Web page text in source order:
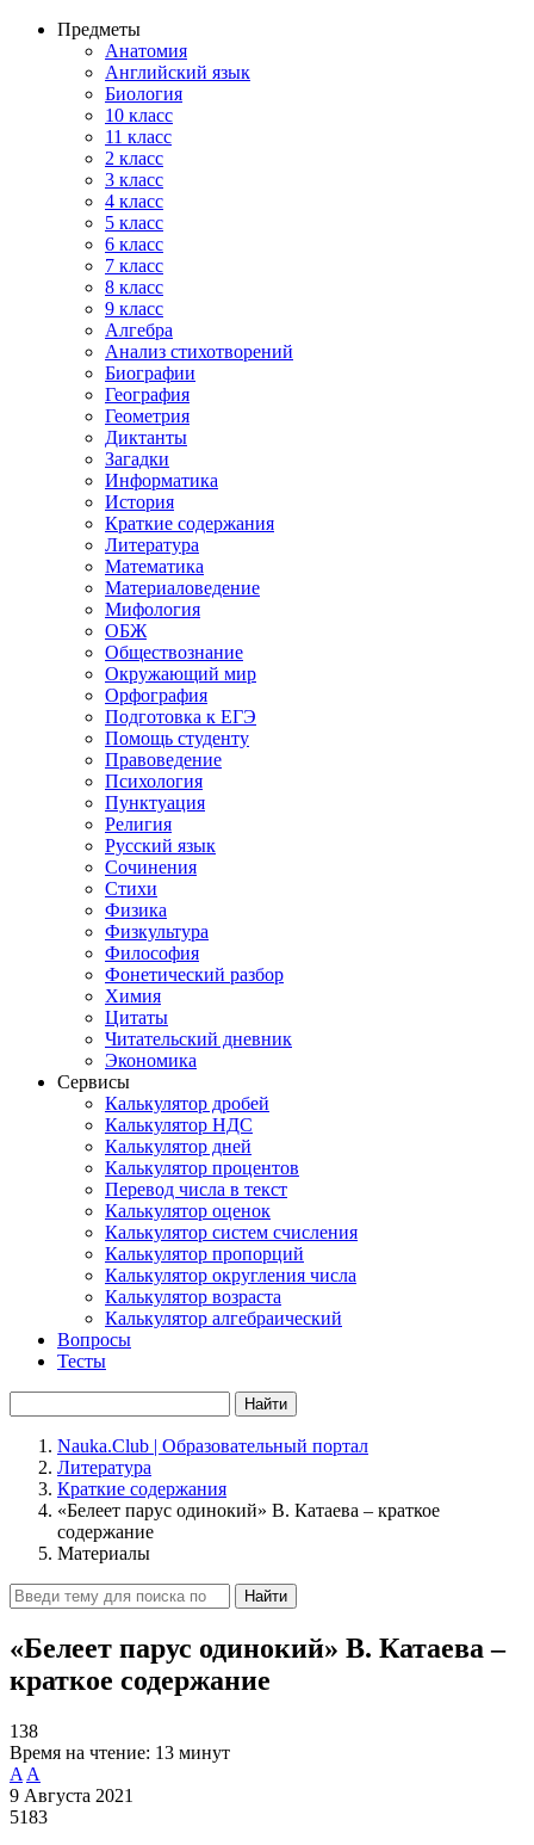
Предметы
Анатомия
Английский язык
Биология
10 класс
11 класс
2 класс
3 класс
4 класс
5 класс
6 класс
7 класс
8 класс
9 класс
Алгебра
Анализ стихотворений
Биографии
География
Геометрия
Диктанты
Загадки
Информатика
История
Краткие содержания
Литература
Математика
Материаловедение
Мифология
ОБЖ
Обществознание
Окружающий мир
Орфография
Подготовка к ЕГЭ
Помощь студенту
Правоведение
Психология
Пунктуация
Религия
Русский язык
Сочинения
Стихи
Физика
Физкультура
Философия
Фонетический разбор
Химия
Цитаты
Читательский дневник
Экономика
Сервисы
Калькулятор дробей
Калькулятор НДС
Калькулятор дней
Калькулятор процентов
Перевод числа в текст
Калькулятор оценок
Калькулятор систем счисления
Калькулятор пропорций
Калькулятор округления числа
Калькулятор возраста
Калькулятор алгебраический
Вопросы
Тесты
Найти
Nauka.Club | Образовательный портал
Литература
Краткие содержания
«Белеет парус одинокий» В. Катаева – краткое
содержание
Материалы
Найти
«Белеет парус одинокий» В. Катаева –
краткое содержание
138
Время на чтение: 13 минут
A A
9 Августа 2021
5183